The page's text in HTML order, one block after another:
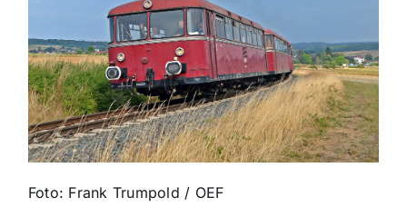
Gewinnspiele
Foto: Frank Trumpold / OEF